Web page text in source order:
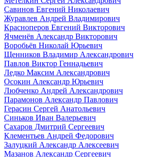
Савинов Евгений Николаевич
Журавлев Андрей Владимирович
Красноперов Евгений Викторович
Ячменёв Александр Викторович
Воробьёв Николай Юрьевич
Щенников Владимир Александрович
Павлов Виктор Геннадьевич
Ледко Максим Александрович
Осокин Александр Юрьевич
Любченко Андрей Александрович
Парамонов Александр Павлович
Герасин Сергей Анатольевич
Синьков Иван Валерьевич
Сахаров Дмитрий Сергеевич
Клементьев Андрей Федорович
Залуцкий Александр Алексеевич
Мазанов Александр Сергеевич